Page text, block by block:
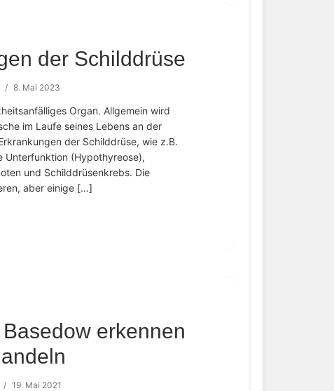
der Schilddrüse
/ 8. Mai 2023
Organ. Allgemein wird
im Laufe seines Lebens an der
der Schilddrüse, wie z.B.
Unterfunktion (Hypothyreose),
und Schilddrüsenkrebs. Die
aber einige […]
erkennen
/ 19. Mai 2021